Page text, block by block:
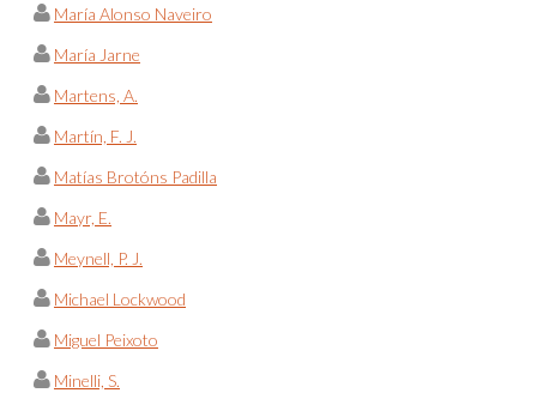
María Alonso Naveiro
María Jarne
Martens, A.
Martín, F. J.
Matías Brotóns Padilla
Mayr, E.
Meynell, P. J.
Michael Lockwood
Miguel Peixoto
Minelli, S.